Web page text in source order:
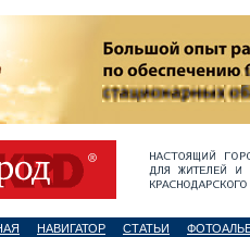
НАВИГАТОР СТАТЬИ